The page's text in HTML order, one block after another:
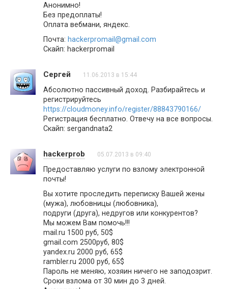
Анонимно!
Без предоплаты!
Оплата вебмани, яндекс.
Почта: hackerpromail@gmail.com
Скайп: hackerpromail
Сергей 11.06.2013 в 15:44
Абсолютно пассивный доход. Разбирайтесь и
регистрируйтесь
https://cloudmoney.info/register/88843790166/
Регистрация бесплатно. Отвечу на все вопросы.
Скайп: sergandnata2
hackerprob 05.07.2013 в 09:40
Предоставляю услуги по взлому электронной
почты!
Вы хотите проследить переписку Вашей жены
(мужа), любовницы (любовника),
подруги (друга), недругов или конкурентов?
Мы можем Вам помочь!!!
mail.ru 1500 руб, 50$
gmail.com 2500руб, 80$
yandex.ru 2000 руб, 65$
rambler.ru 2000 руб, 65$
Пароль не меняю, хозяин ничего не заподозрит.
Сроки взлома от 30 мин до 3 дней.